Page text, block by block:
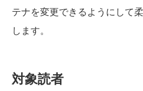
テナを変更できるようにして
します。
対象読者